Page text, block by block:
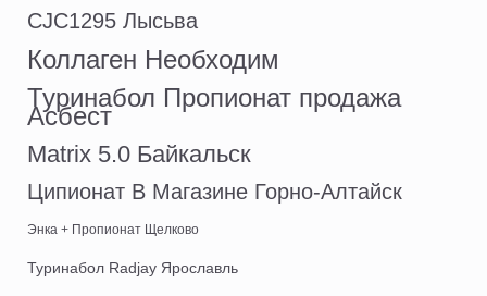
CJC1295 Лысьва
Коллаген Необходим
Туринабол Пропионат продажа
Асбест
Matrix 5.0 Байкальск
Ципионат В Магазине Горно-Алтайск
Энка + Пропионат Щелково
Туринабол Radjay Ярославль